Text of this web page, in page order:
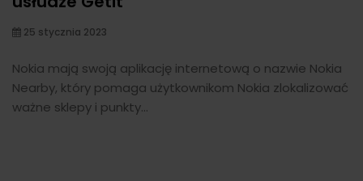
25 stycznia 2023
Nokia mają swoją aplikację internetową o nazwie Nokia
Nearby, który pomaga użytkownikom Nokia zlokalizować
ważne sklepy i punkty...